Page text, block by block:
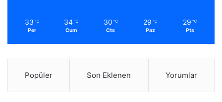
33 ℃
Per
34 ℃
Cum
30 ℃
Cts
29 ℃
Paz
29 ℃
Pts
Popüler Son Eklenen Yorumlar